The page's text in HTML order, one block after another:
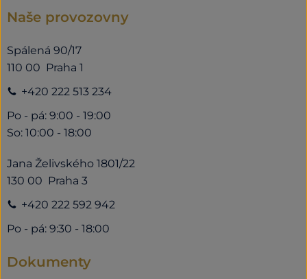
Naše provozovny
Spálená 90/17
110 00 Praha 1
+420 222 513 234
Po - pá: 9:00 - 19:00
So: 10:00 - 18:00
Jana Želivského 1801/22
130 00 Praha 3
+420 222 592 942
Po - pá: 9:30 - 18:00
Dokumenty